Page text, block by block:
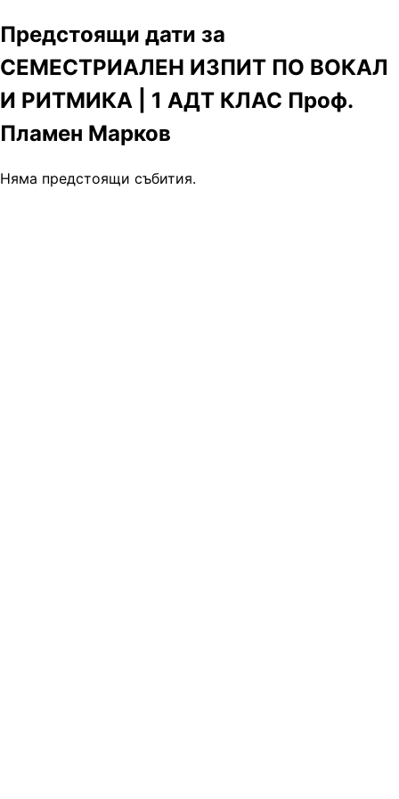
Предстоящи дати за
СЕМЕСТРИАЛЕН ИЗПИТ ПО ВОКАЛ
И РИТМИКА | 1 АДТ КЛАС Проф.
Пламен Марков
Няма предстоящи събития.